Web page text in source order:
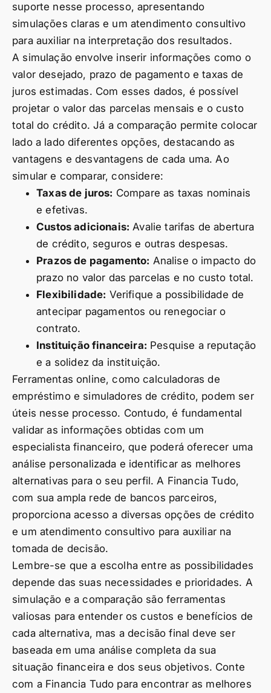
suporte nesse processo, apresentando
simulações claras e um atendimento consultivo
para auxiliar na interpretação dos resultados.
A simulação envolve inserir informações como o
valor desejado, prazo de pagamento e taxas de
juros estimadas. Com esses dados, é possível
projetar o valor das parcelas mensais e o custo
total do crédito. Já a comparação permite colocar
lado a lado diferentes opções, destacando as
vantagens e desvantagens de cada uma. Ao
simular e comparar, considere:
Taxas de juros: Compare as taxas nominais
e efetivas.
Custos adicionais: Avalie tarifas de abertura
de crédito, seguros e outras despesas.
Prazos de pagamento: Analise o impacto do
prazo no valor das parcelas e no custo total.
Flexibilidade: Verifique a possibilidade de
antecipar pagamentos ou renegociar o
contrato.
Instituição financeira: Pesquise a reputação
e a solidez da instituição.
Ferramentas online, como calculadoras de
empréstimo e simuladores de crédito, podem ser
úteis nesse processo. Contudo, é fundamental
validar as informações obtidas com um
especialista financeiro, que poderá oferecer uma
análise personalizada e identificar as melhores
alternativas para o seu perfil. A Financia Tudo,
com sua ampla rede de bancos parceiros,
proporciona acesso a diversas opções de crédito
e um atendimento consultivo para auxiliar na
tomada de decisão.
Lembre-se que a escolha entre as possibilidades
depende das suas necessidades e prioridades. A
simulação e a comparação são ferramentas
valiosas para entender os custos e benefícios de
cada alternativa, mas a decisão final deve ser
baseada em uma análise completa da sua
situação financeira e dos seus objetivos. Conte
com a Financia Tudo para encontrar as melhores